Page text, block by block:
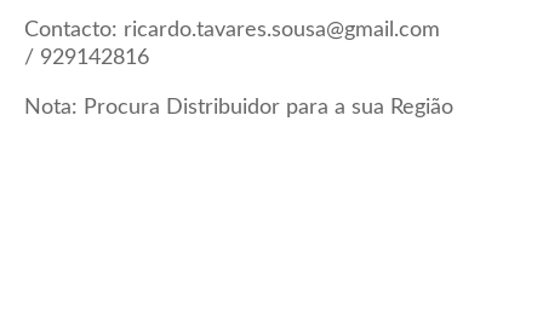
Contacto: ricardo.tavares.sousa@gmail.com
/ 929142816
Nota: Procura Distribuidor para a sua Região